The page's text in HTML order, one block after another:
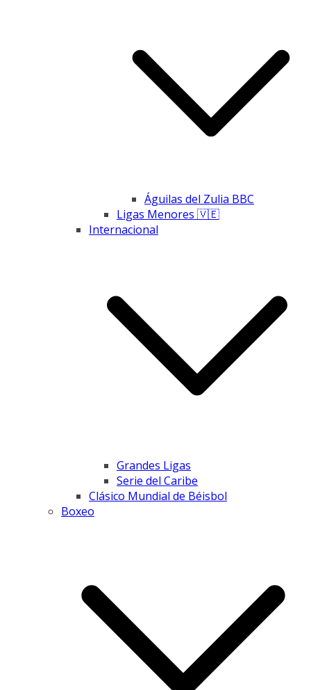
Águilas del Zulia BBC
Ligas Menores 🇻🇪
Internacional
Grandes Ligas
Serie del Caribe
Clásico Mundial de Béisbol
Boxeo